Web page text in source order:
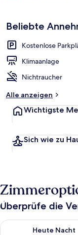
Beliebte
Kostenlose
Klimaanlage
Nichtraucher
Alle anzeigen
Wichtigste
Sich wie zu
Überprüfe die
Heute Nacht
Überprüfe die